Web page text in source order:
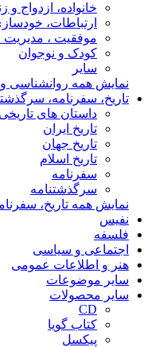
خانواده، ازدواج و
ارتباطات،
موفقیت ، مدیریت
کودک و نوجوان
سایر
نمایش همه روانشناسی
تاریخ، سفرنامه،
داستان های تاریخی
تاریخ ایران
تاریخ جهان
تاریخ اسلام
سفرنامه
سرگذشتنامه
نمایش همه تاریخ،
نفیس
فلسفه
اجتماعی و سیاسی
هنر و اطلاعات عمومی
سایر موضوعات
سایر محصولات
CD
کتاب گویا
پیکسل